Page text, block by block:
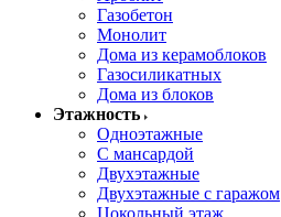
Газобетон
Монолит
Дома из керамоблоков
Газосиликатных
Дома из блоков
Этажность
Одноэтажные
С мансардой
Двухэтажные
Двухэтажные с гаражом
Цокольный этаж